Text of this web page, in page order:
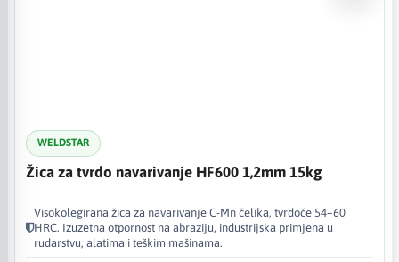
WELDSTAR
Žica za tvrdo navarivanje HF600 1,2mm 15kg
Visokolegirana žica za navarivanje C-Mn čelika, tvrdoće 54–60
HRC. Izuzetna otpornost na abraziju, industrijska primjena u
rudarstvu, alatima i teškim mašinama.